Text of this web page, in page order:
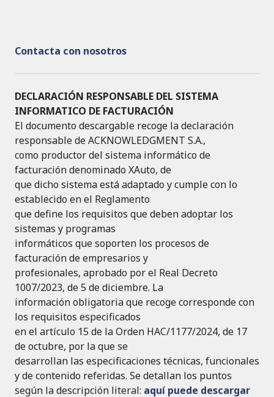
Contacta con nosotros
DECLARACIÓN RESPONSABLE DEL SISTEMA
INFORMATICO DE FACTURACIÓN
El documento descargable recoge la declaración
responsable de ACKNOWLEDGMENT S.A.,
como productor del sistema informático de
facturación denominado XAuto, de
que dicho sistema está adaptado y cumple con lo
establecido en el Reglamento
que define los requisitos que deben adoptar los
sistemas y programas
informáticos que soporten los procesos de
facturación de empresarios y
profesionales, aprobado por el Real Decreto
1007/2023, de 5 de diciembre. La
información obligatoria que recoge corresponde con
los requisitos especificados
en el artículo 15 de la Orden HAC/1177/2024, de 17
de octubre, por la que se
desarrollan las especificaciones técnicas, funcionales
y de contenido referidas. Se detallan los puntos
según la descripción literal: aquí puede descargar